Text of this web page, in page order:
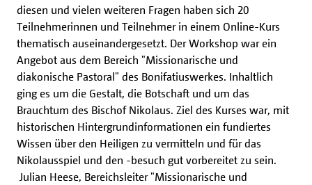
diesen und vielen weiteren Fragen haben sich 20
Teilnehmerinnen und Teilnehmer in einem Online-Kurs
thematisch auseinandergesetzt. Der Workshop war ein
Angebot aus dem Bereich "Missionarische und
diakonische Pastoral" des Bonifatiuswerkes. Inhaltlich
ging es um die Gestalt, die Botschaft und um das
Brauchtum des Bischof Nikolaus. Ziel des Kurses war, mit
historischen Hintergrundinformationen ein fundiertes
Wissen über den Heiligen zu vermitteln und für das
Nikolausspiel und den -besuch gut vorbereitet zu sein.
Julian Heese, Bereichsleiter "Missionarische und